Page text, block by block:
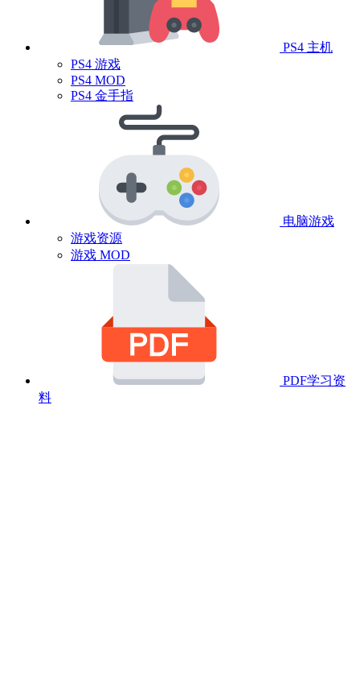
PS4 主机
PS4 游戏
PS4 MOD
PS4 金手指
电脑游戏
游戏资源
游戏 MOD
PDF学习资
料